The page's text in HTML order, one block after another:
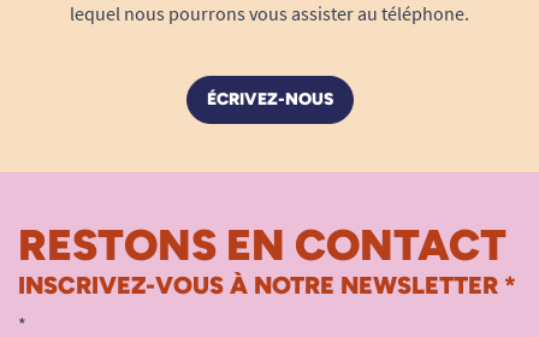
lequel nous pourrons vous assister au téléphone.
ÉCRIVEZ-NOUS
RESTONS EN CONTACT
INSCRIVEZ-VOUS À NOTRE NEWSLETTER *
*